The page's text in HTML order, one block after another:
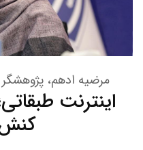
مرضیه ادهم،
اینترنت